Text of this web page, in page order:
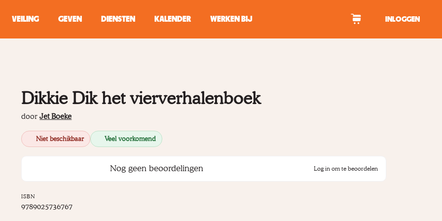
VEILING GEVEN DIENSTEN KALENDER WERKEN BIJ INLOGGEN
Dikkie Dik het vierverhalenboek
doorJet Boeke
Niet beschikbaar Veel voorkomend
Nog geen beoordelingen Log in om te beoordelen
ISBN
9789025736767